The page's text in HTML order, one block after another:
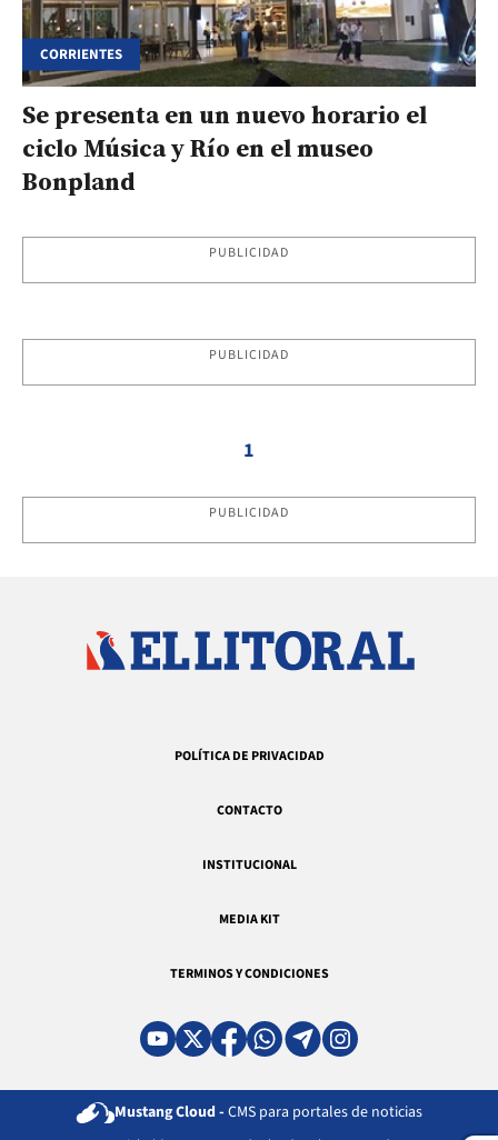
CORRIENTES
Se presenta en un nuevo horario el
ciclo Música y Río en el museo
Bonpland
PUBLICIDAD
PUBLICIDAD
1
PUBLICIDAD
POLÍTICA DE PRIVACIDAD
CONTACTO
INSTITUCIONAL
MEDIA KIT
TERMINOS Y CONDICIONES
Mustang Cloud - CMS para portales de noticias